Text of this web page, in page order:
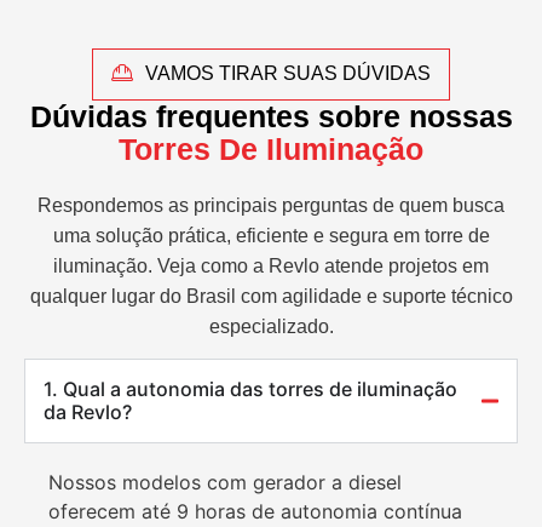
VAMOS TIRAR SUAS DÚVIDAS
Dúvidas frequentes sobre nossas
Torres De Iluminação
Respondemos as principais perguntas de quem busca
uma solução prática, eficiente e segura em torre de
iluminação. Veja como a Revlo atende projetos em
qualquer lugar do Brasil com agilidade e suporte técnico
especializado.
1. Qual a autonomia das torres de iluminação
da Revlo?
Nossos modelos com gerador a diesel
oferecem até 9 horas de autonomia contínua